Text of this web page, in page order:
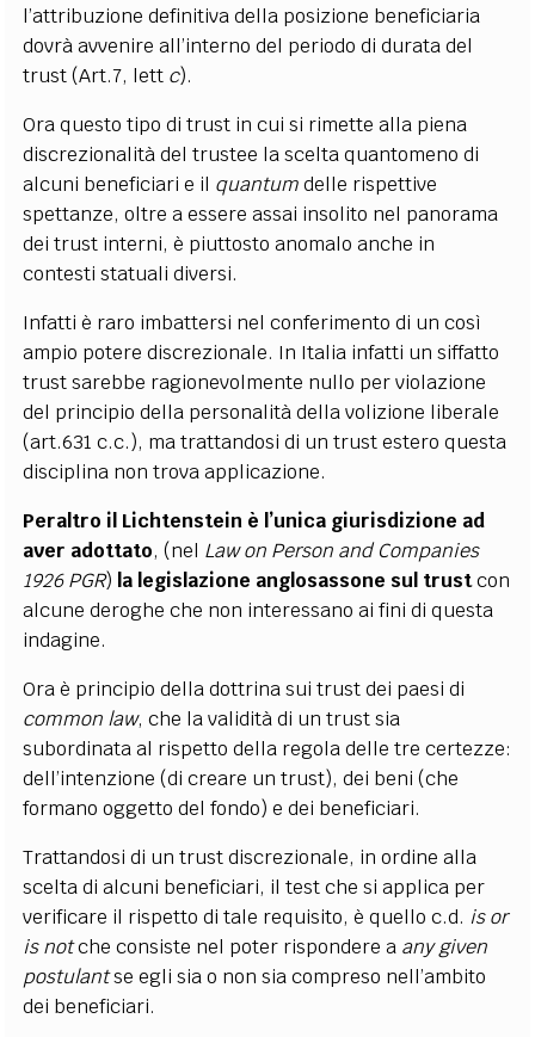
l’attribuzione definitiva della posizione beneficiaria
dovrà avvenire all’interno del periodo di durata del
trust (Art.7, lett c).
Ora questo tipo di trust in cui si rimette alla piena
discrezionalità del trustee la scelta quantomeno di
alcuni beneficiari e il quantumdelle rispettive
spettanze, oltre a essere assai insolito nel panorama
dei trust interni, è piuttosto anomalo anche in
contesti statuali diversi.
Infatti è raro imbattersi nel conferimento di un così
ampio potere discrezionale. In Italia infatti un siffatto
trust sarebbe ragionevolmente nullo per violazione
del principio della personalità della volizione liberale
(art.631 c.c.), ma trattandosi di un trust estero questa
disciplina non trova applicazione.
Peraltro il Lichtenstein è l’unica giurisdizione ad
aver adottato, (nel Law on Person and Companies
1926 PGR) la legislazione anglosassone sul trustcon
alcune deroghe che non interessano ai fini di questa
indagine.
Ora è principio della dottrina sui trust dei paesi di
common law, che la validità di un trust sia
subordinata al rispetto della regola delle tre certezze:
dell’intenzione (di creare un trust), dei beni (che
formano oggetto del fondo) e dei beneficiari.
Trattandosi di un trust discrezionale, in ordine alla
scelta di alcuni beneficiari, il test che si applica per
verificare il rispetto di tale requisito, è quello c.d. is or
is notche consiste nel poter rispondere a any given
postulantse egli sia o non sia compreso nell’ambito
dei beneficiari.